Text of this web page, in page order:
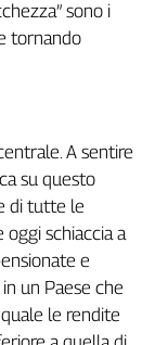
sono i
tornando
A sentire
su questo
di tutte le
schiaccia a
e
un Paese che
le rendite